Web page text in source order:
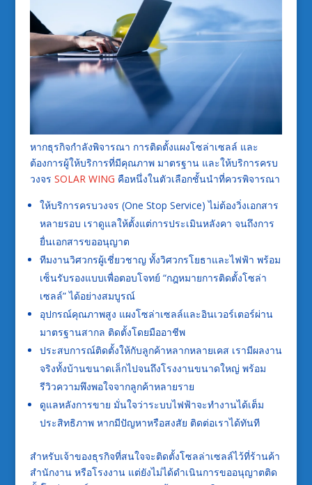
หากธุรกิจกำลังพิจารณา การติดตั้งแผงโซล่าเซลล์ และ
ต้องการผู้ให้บริการที่มีคุณภาพ มาตรฐาน และให้บริการครบ
วงจร SOLAR WING คือหนึ่งในตัวเลือกชั้นนำที่ควรพิจารณา
ให้บริการครบวงจร (One Stop Service) ไม่ต้องวิ่งเอกสาร
หลายรอบ เราดูแลให้ตั้งแต่การประเมินหลังคา จนถึงการ
ยื่นเอกสารขออนุญาต
ทีมงานวิศวกรผู้เชี่ยวชาญ ทั้งวิศวกรโยธาและไฟฟ้า พร้อม
เซ็นรับรองแบบเพื่อตอบโจทย์ “กฎหมายการติดตั้งโซล่า
เซลล์” ได้อย่างสมบูรณ์
อุปกรณ์คุณภาพสูง แผงโซล่าเซลล์และอินเวอร์เตอร์ผ่าน
มาตรฐานสากล ติดตั้งโดยมืออาชีพ
ประสบการณ์ติดตั้งให้กับลูกค้าหลากหลายเคส เรามีผลงาน
จริงทั้งบ้านขนาดเล็กไปจนถึงโรงงานขนาดใหญ่ พร้อม
รีวิวความพึงพอใจจากลูกค้าหลายราย
ดูแลหลังการขาย มั่นใจว่าระบบไฟฟ้าจะทำงานได้เต็ม
ประสิทธิภาพ หากมีปัญหาหรือสงสัย ติดต่อเราได้ทันที
สำหรับเจ้าของธุรกิจที่สนใจจะติดตั้งโซลล่าเซลล์ไว้ที่ร้านค้า
สำนักงาน หรือโรงงาน แต่ยังไม่ได้ดำเนินการขออนุญาตติด